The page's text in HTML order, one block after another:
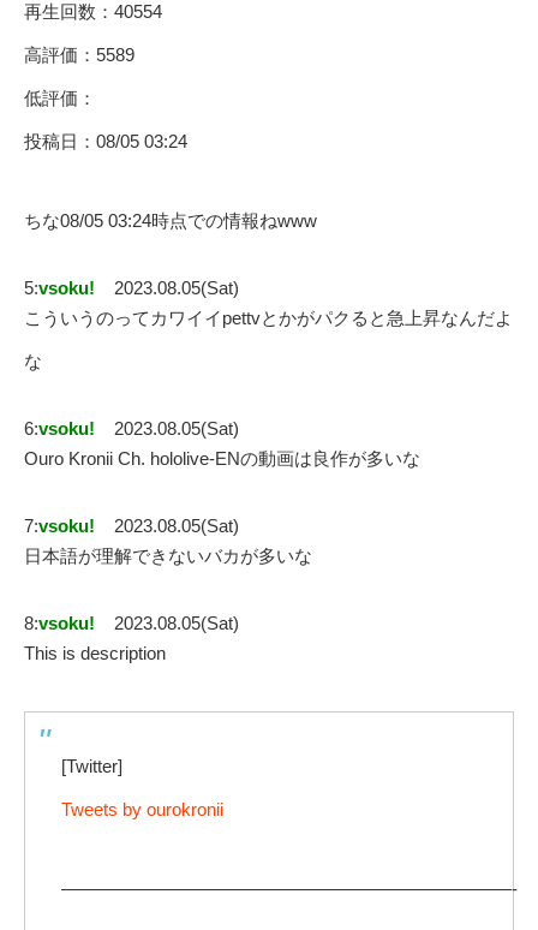
再生回数：40554
高評価：5589
低評価：
投稿日：08/05 03:24
ちな08/05 03:24時点での情報ねwww
5:vsoku!
2023.08.05(Sat)
こういうのってカワイイpettvとかがパクると急上昇なんだよ
な
6:vsoku!
2023.08.05(Sat)
Ouro Kronii Ch. hololive-ENの動画は良作が多いな
7:vsoku!
2023.08.05(Sat)
日本語が理解できないバカが多いな
8:vsoku!
2023.08.05(Sat)
This is description
[Twitter]
Tweets by ourokronii
—————————————————————————-